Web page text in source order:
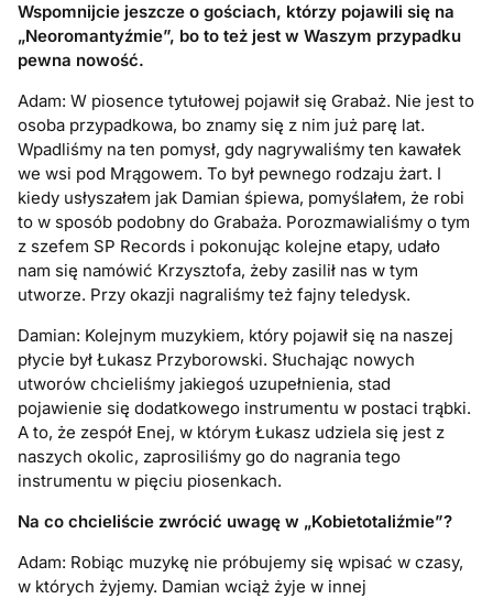
Wspomnijcie jeszcze o gościach, którzy pojawili się na
„Neoromantyźmie”, bo to też jest w Waszym przypadku
pewna nowość.
Adam: W piosence tytułowej pojawił się Grabaż. Nie jest to
osoba przypadkowa, bo znamy się z nim już parę lat.
Wpadliśmy na ten pomysł, gdy nagrywaliśmy ten kawałek
we wsi pod Mrągowem. To był pewnego rodzaju żart. I
kiedy usłyszałem jak Damian śpiewa, pomyślałem, że robi
to w sposób podobny do Grabaża. Porozmawialiśmy o tym
z szefem SP Records i pokonując kolejne etapy, udało
nam się namówić Krzysztofa, żeby zasilił nas w tym
utworze. Przy okazji nagraliśmy też fajny teledysk.
Damian: Kolejnym muzykiem, który pojawił się na naszej
płycie był Łukasz Przyborowski. Słuchając nowych
utworów chcieliśmy jakiegoś uzupełnienia, stad
pojawienie się dodatkowego instrumentu w postaci trąbki.
A to, że zespół Enej, w którym Łukasz udziela się jest z
naszych okolic, zaprosiliśmy go do nagrania tego
instrumentu w pięciu piosenkach.
Na co chcieliście zwrócić uwagę w „Kobietotaliźmie”?
Adam: Robiąc muzykę nie próbujemy się wpisać w czasy,
w których żyjemy. Damian wciąż żyje w innej